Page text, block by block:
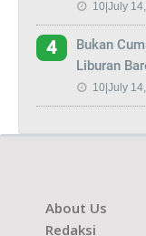
10|July
4
Bukan
Liburan
10|July
About Us
Redaksi